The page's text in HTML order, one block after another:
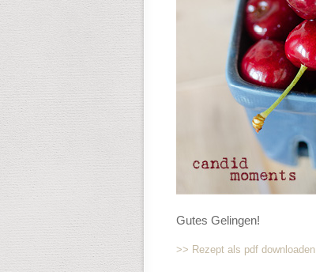
Gutes Gelingen!
>> Rezept als pdf downloaden